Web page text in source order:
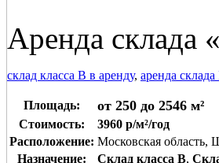
Аренда склада
склад класса В в аренду, аренда
Площадь: от 250 до 2546 м²
Стоимость:
3960 р/м²/год
Расположение: Московская область,
Назначение:
Склад класса B,